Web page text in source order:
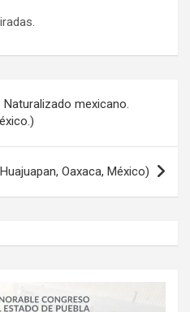
mexicano.
Oaxaca, México)